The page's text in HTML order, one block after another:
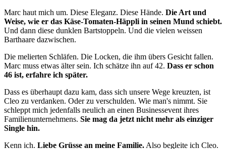
Marc haut mich um. Diese Eleganz. Diese Hände. Die Art und
Weise, wie er das Käse-Tomaten-Häppli in seinen Mund schiebt.
Und dann diese dunklen Bartstoppeln. Und die vielen weissen
Barthaare dazwischen.
Die melierten Schläfen. Die Locken, die ihm übers Gesicht fallen.
Marc muss etwas älter sein. Ich schätze ihn auf 42. Dass er schon
46 ist, erfahre ich später.
Dass es überhaupt dazu kam, dass sich unsere Wege kreuzten, ist
Cleo zu verdanken. Oder zu verschulden. Wie man's nimmt. Sie
schleppt mich jedenfalls neulich an einen Businessevent ihres
Familienunternehmens. Sie mag da jetzt nicht mehr als einziger
Single hin.
Kenn ich. Liebe Grüsse an meine Familie. Also begleite ich Cleo.